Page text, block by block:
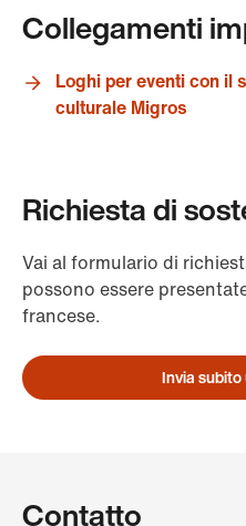
Collegamenti
Loghi per eventi con il
culturale Migros
Richiesta di
Vai al formulario di
possono essere
francese.
Invia
Contatto